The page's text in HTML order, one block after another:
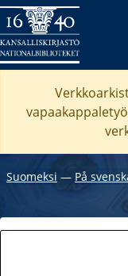
Suomeksi ― På